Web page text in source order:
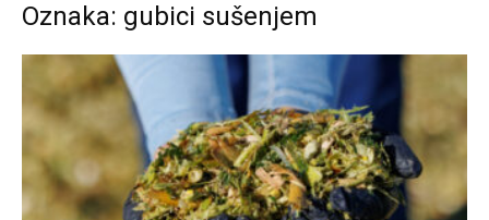
Oznaka: gubici sušenjem